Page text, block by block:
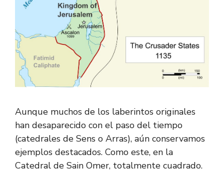
Aunque muchos de los laberintos originales
han desaparecido con el paso del tiempo
(catedrales de Sens o Arras), aún conservamos
ejemplos destacados. Como este, en la
Catedral de Sain Omer, totalmente cuadrado.